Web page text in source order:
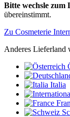
Bitte wechsle zum
übereinstimmt.
Zu Cosmeterie
Anderes Lieferland
Italia